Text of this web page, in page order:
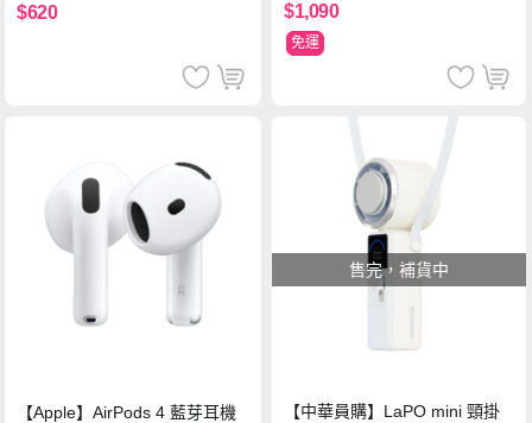
$620 $1,090
免運
【Apple】AirPods 4 藍芽耳機
售完，補貨中
【中華員購】LaPO mini 頸掛